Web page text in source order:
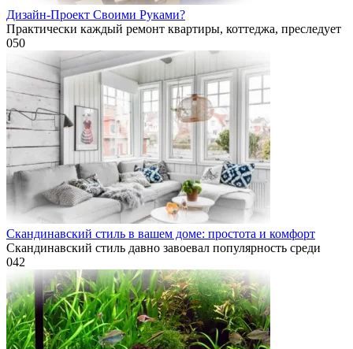
Дизайн-Проект Своими Руками?
Практически каждый ремонт квартиры, коттеджа, преследует
050
Скандинавский стиль в вашем доме: простота и комфорт
Скандинавский стиль давно завоевал популярность среди
042